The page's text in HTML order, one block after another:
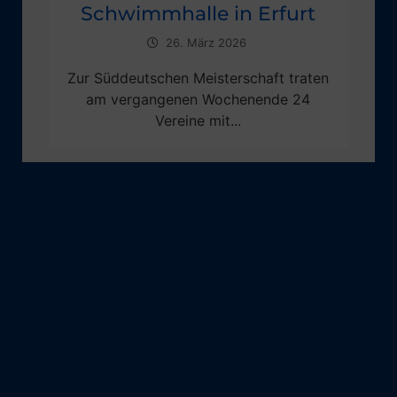
Schwimmhalle in Erfurt
26. März 2026
Zur Süddeutschen Meisterschaft traten
am vergangenen Wochenende 24
Vereine mit...